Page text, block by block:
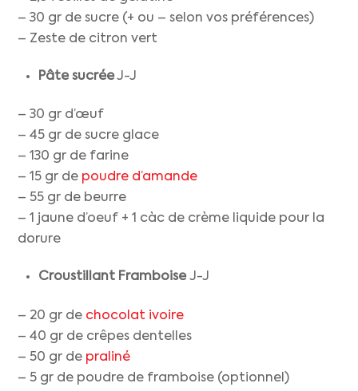
– 30 gr de sucre (+ ou – selon vos préférences)
– Zeste de citron vert
Pâte sucréeJ-J
– 30 gr d’œuf
– 45 gr de sucre glace
– 130 gr de farine
– 15 gr de poudre d’amande
– 55 gr de beurre
– 1 jaune d’oeuf + 1 càc de crème liquide pour la
dorure
Croustillant FramboiseJ-J
– 20 gr de chocolat ivoire
– 40 gr de crêpes dentelles
– 50 gr de praliné
– 5 gr de poudre de framboise (optionnel)